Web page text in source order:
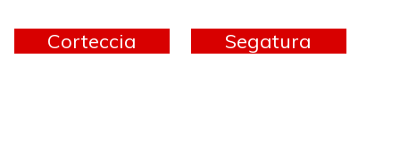
Corteccia Segatura